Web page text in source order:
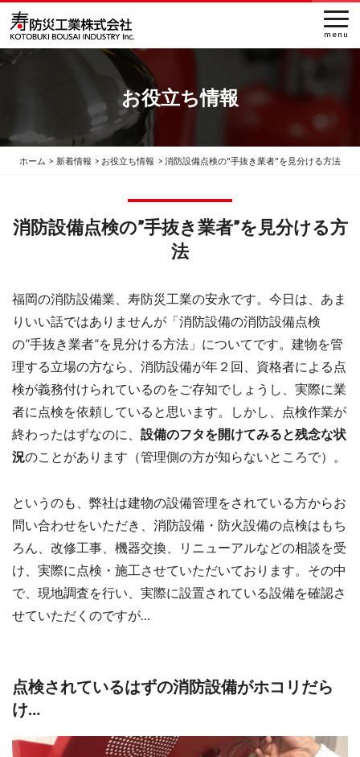
お役立ち情報
ホーム 新着情報 お役立ち情報 消防設備点検の"手抜き業者"を見分ける方法
消防設備点検の”手抜き業者”を見分ける方
法
福岡の消防設備業、寿防災工業の安永です。今日は、あま
りいい話ではありませんが「消防設備の消防設備点検
の”手抜き業者”を見分ける方法」についてです。建物を管
理する立場の方なら、消防設備が年２回、資格者による点
検が義務付けられているのをご存知でしょうし、実際に業
者に点検を依頼していると思います。しかし、点検作業が
終わったはずなのに、 設備のフタを開けてみると残念な状
況のことがあります（管理側の方が知らないところで）。
というのも、弊社は建物の設備管理をされている方からお
問い合わせをいただき、消防設備・防火設備の点検はもち
ろん、改修工事、機器交換、リニューアルなどの相談を受
け、実際に点検・施工させていただいております。その中
で、現地調査を行い、実際に設置されている設備を確認さ
せていただくのですが…
点検されているはずの消防設備がホコリだら
け…